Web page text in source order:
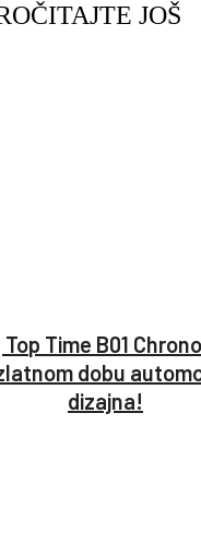
JOŠ
Time B01
dobu
dizajna!